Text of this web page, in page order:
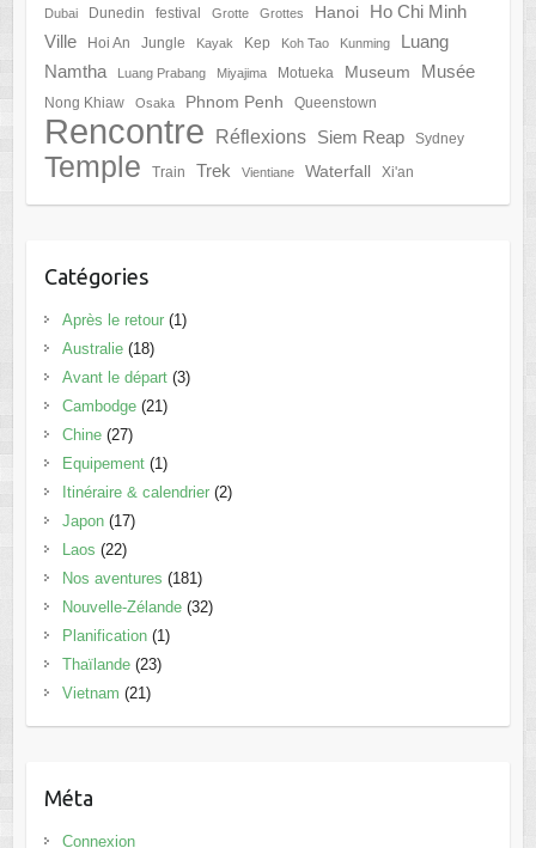
Dubai Dunedin festival Grotte Grottes Hanoi
Ho Chi Minh
Ville
Hoi An Jungle Kayak Kep Koh Tao Kunming
Luang
Namtha
Luang Prabang Miyajima Motueka Museum Musée
Nong Khiaw Osaka Phnom Penh Queenstown
Rencontre Réflexions Siem Reap Sydney
Temple Train Trek Vientiane Waterfall Xi'an
Catégories
Après le retour(1)
Australie(18)
Avant le départ(3)
Cambodge(21)
Chine(27)
Equipement(1)
Itinéraire & calendrier(2)
Japon(17)
Laos (22)
Nos aventures (181)
Nouvelle-Zélande(32)
Planification(1)
Thaïlande(23)
Vietnam (21)
Méta
Connexion